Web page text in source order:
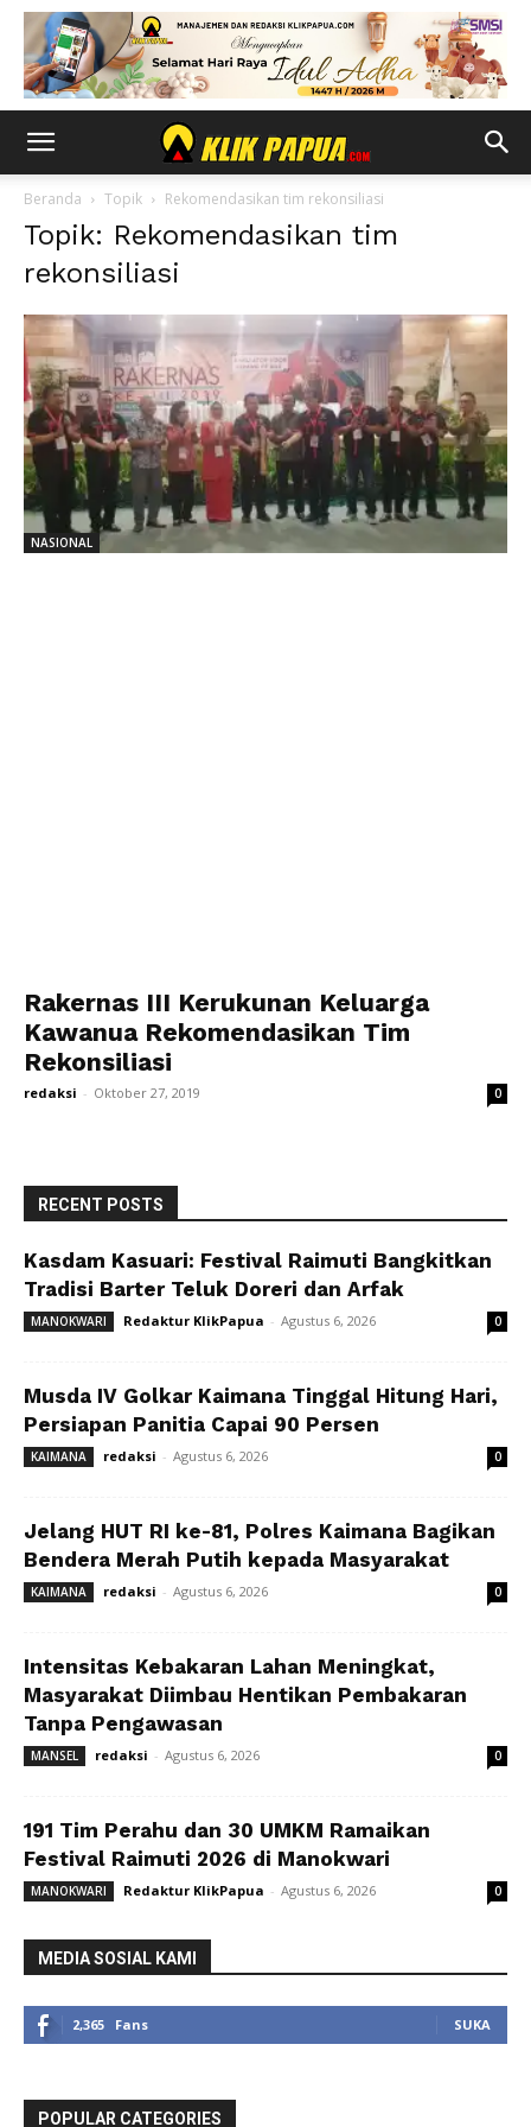
Beranda Topik Rekomendasikan tim rekonsiliasi
Topik: Rekomendasikan tim
rekonsiliasi
NASIONAL
Rakernas III Kerukunan Keluarga
Kawanua Rekomendasikan Tim
Rekonsiliasi
redaksi - Oktober 27, 2019 0
RECENT POSTS
Kasdam Kasuari: Festival Raimuti Bangkitkan
Tradisi Barter Teluk Doreri dan Arfak
MANOKWARI Redaktur KlikPapua - Agustus 6, 2026 0
Musda IV Golkar Kaimana Tinggal Hitung Hari,
Persiapan Panitia Capai 90 Persen
KAIMANA redaksi - Agustus 6, 2026 0
Jelang HUT RI ke-81, Polres Kaimana Bagikan
Bendera Merah Putih kepada Masyarakat
KAIMANA redaksi - Agustus 6, 2026 0
Intensitas Kebakaran Lahan Meningkat,
Masyarakat Diimbau Hentikan Pembakaran
Tanpa Pengawasan
MANSEL redaksi - Agustus 6, 2026 0
191 Tim Perahu dan 30 UMKM Ramaikan
Festival Raimuti 2026 di Manokwari
MANOKWARI Redaktur KlikPapua - Agustus 6, 2026 0
MEDIA SOSIAL KAMI
2,365 Fans SUKA
POPULAR CATEGORIES